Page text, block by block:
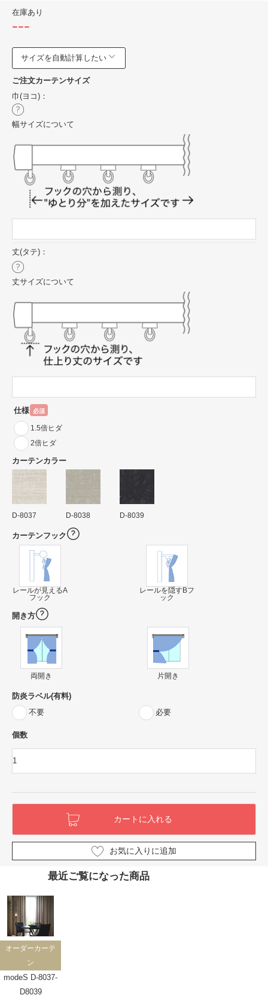
在庫あり
---
サイズを自動計算したい
ご注文カーテンサイズ
巾(ヨコ)：
幅サイズについて
丈(タテ)：
丈サイズについて
仕様 必須
1.5倍ヒダ
2倍ヒダ
カーテンカラー
D-8037 D-8038 D-8039
カーテンフック
レールが見えるA
フック
レールを隠すBフ
ック
開き方
両開き 片開き
防炎ラベル(有料)
不要
必要
個数
お気に入りに追加
最近ご覧になった商品
オーダーカーテ
ン
modeS D-8037-
D8039